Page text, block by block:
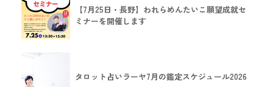
【7月25日・長野】われらめんたいこ願望成就セ
ミナーを開催します
タロット占いラーヤ7月の鑑定スケジュール2026